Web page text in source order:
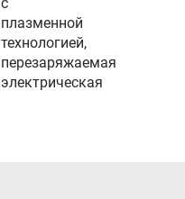
плазменной
технологией,
перезаряжаемая
электрическая